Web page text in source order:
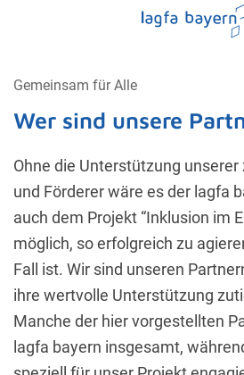
Gemeinsam für Alle
Wer sind unsere
Ohne die Unterstützung
und Förderer wäre es der lagfa
auch dem Projekt “Inklusion im
möglich, so erfolgreich zu
Fall ist. Wir sind unseren
ihre wertvolle Unterstützung
Manche der hier vorgestellten
lagfa bayern insgesamt,